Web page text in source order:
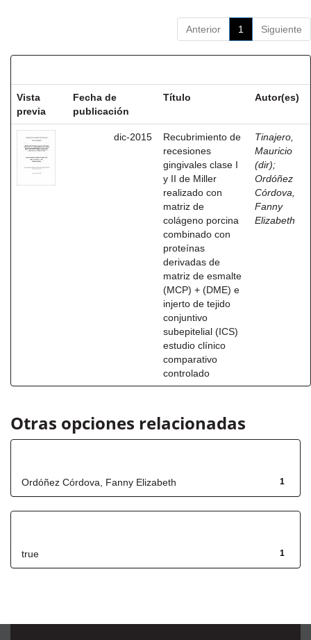
Anterior 1 Siguiente
Vista
previa
Fecha de
publicación
Título Autor(es)
dic-2015
Recubrimiento de
recesiones
gingivales clase I
y II de Miller
realizado con
matriz de
colágeno porcina
combinado con
proteínas
derivadas de
matriz de esmalte
(MCP) + (DME) e
injerto de tejido
conjuntivo
subepitelial (ICS)
estudio clínico
comparativo
controlado
Tinajero,
Mauricio
(dir);
Ordóñez
Córdova,
Fanny
Elizabeth
Otras opciones relacionadas
1
Ordóñez Córdova, Fanny Elizabeth
1
true